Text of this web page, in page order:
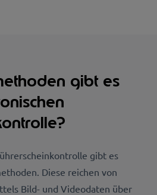
gibt es
gibt es
Diese reichen von
Bild- und Videodaten über